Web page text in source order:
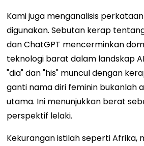
Kami juga menganalisis
digunakan. Sebutan kerap
dan ChatGPT mencerminkan
teknologi barat dalam landskap
"dia" dan "his" muncul dengan
ganti nama diri feminin bukanlah
utama. Ini menunjukkan berat
perspektif lelaki.
Kekurangan istilah seperti Afrika,